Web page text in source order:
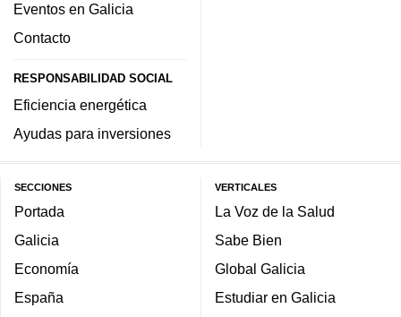
Eventos en Galicia
Contacto
RESPONSABILIDAD SOCIAL
Eficiencia energética
Ayudas para inversiones
SECCIONES
Portada
Galicia
Economía
España
VERTICALES
La Voz de la Salud
Sabe Bien
Global Galicia
Estudiar en Galicia